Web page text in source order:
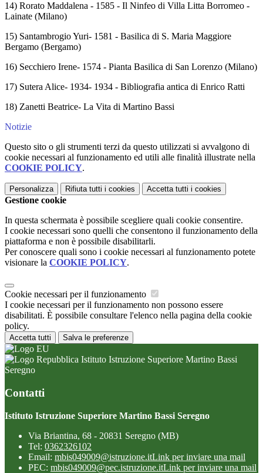
14) Rorato Maddalena - 1585 - Il Ninfeo di Villa Litta Borromeo -
Lainate (Milano)
15) Santambrogio Yuri- 1581 - Basilica di S. Maria Maggiore
Bergamo (Bergamo)
16) Secchiero Irene- 1574 - Pianta Basilica di San Lorenzo (Milano)
17) Sutera Alice- 1934- 1934 - Bibliografia antica di Enrico Ratti
18) Zanetti Beatrice- La Vita di Martino Bassi
Notizie
Questo sito o gli strumenti terzi da questo utilizzati si avvalgono di
cookie necessari al funzionamento ed utili alle finalità illustrate nella
COOKIE POLICY.
Personalizza Rifiuta tutti i cookies Accetta tutti i cookies
Gestione cookie
In questa schermata è possibile scegliere quali cookie consentire.
I cookie necessari sono quelli che consentono il funzionamento della
piattaforma e non è possibile disabilitarli.
Per conoscere quali sono i cookie necessari al funzionamento potete
visionare la COOKIE POLICY.
Cookie necessari per il funzionamento
I cookie necessari per il funzionamento non possono essere
disabilitati. È possibile consultare l'elenco nella pagina della cookie
policy.
Accetta tutti Salva le preferenze
Istituto Istruzione Superiore Martino Bassi
Seregno
Contatti
Istituto Istruzione Superiore Martino Bassi Seregno
Via Briantina, 68 - 20831 Seregno (MB)
Tel: 0362326102
Email: mbis049009@istruzione.itLink per inviare una mail
PEC: mbis049009@pec.istruzione.itLink per inviare una mail